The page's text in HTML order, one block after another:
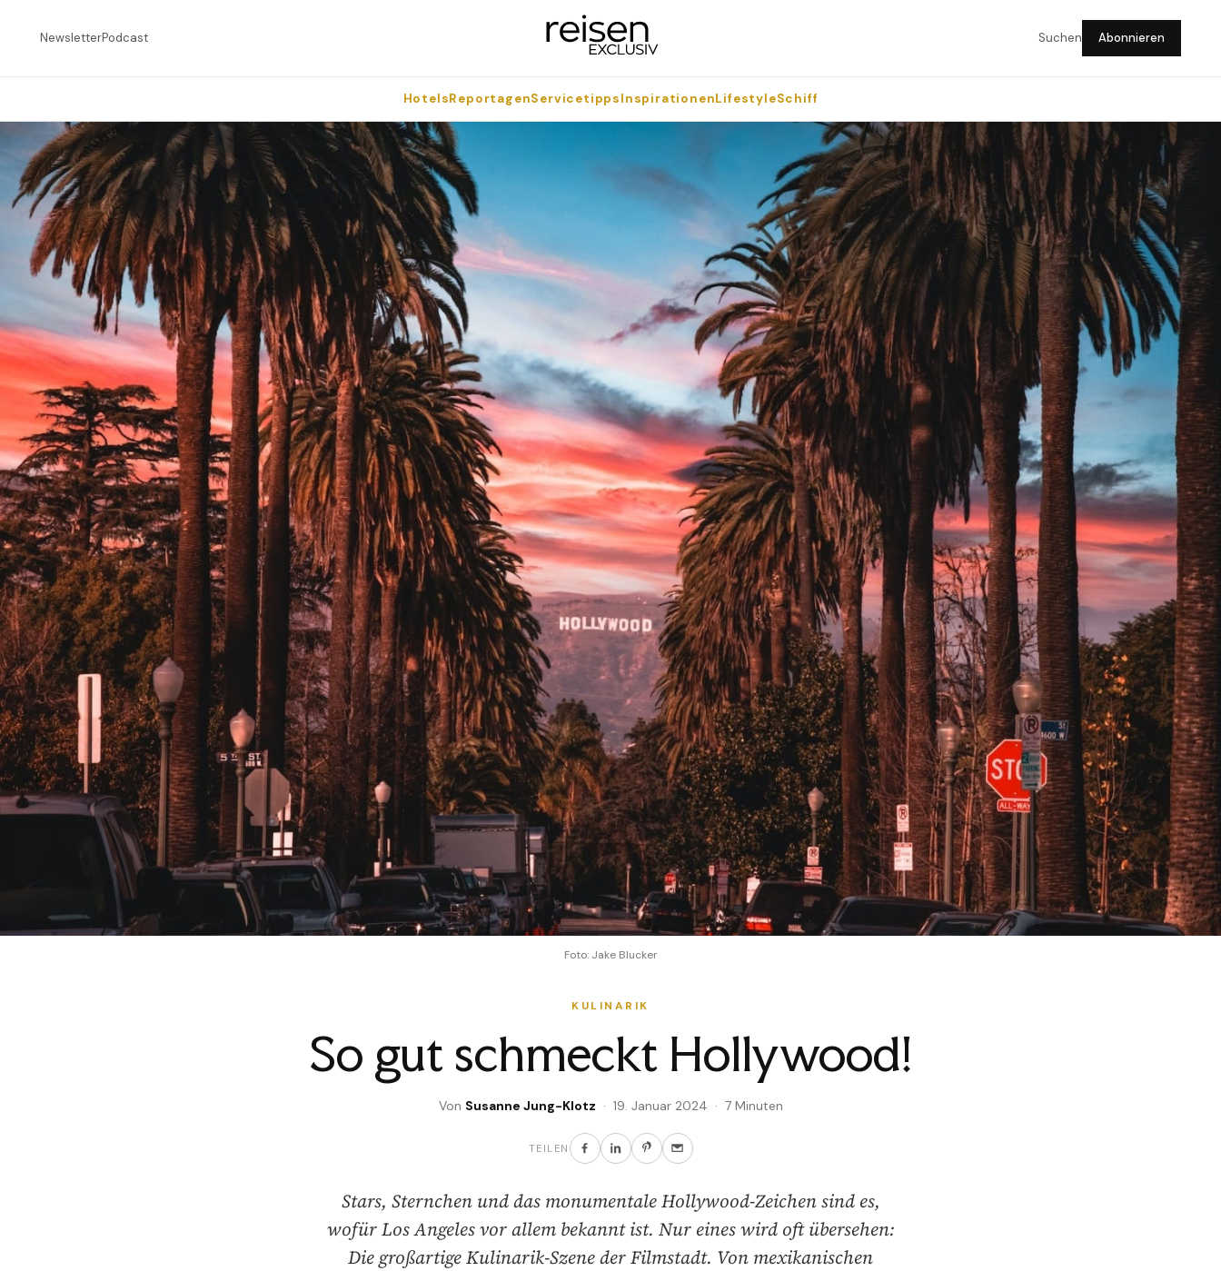
NewsletterPodcast Suchen Abonnieren
HotelsReportagenServicetippsInspirationenLifestyleSchiff
Foto: Jake Blucker
KULINARIK
So gut schmeckt Hollywood!
Von Susanne Jung-Klotz · 19. Januar 2024 · 7 Minuten
TEILEN
Stars, Sternchen und das monumentale Hollywood-Zeichen sind es,
wofür Los Angeles vor allem bekannt ist. Nur eines wird oft übersehen:
Die großartige Kulinarik-Szene der Filmstadt. Von mexikanischen